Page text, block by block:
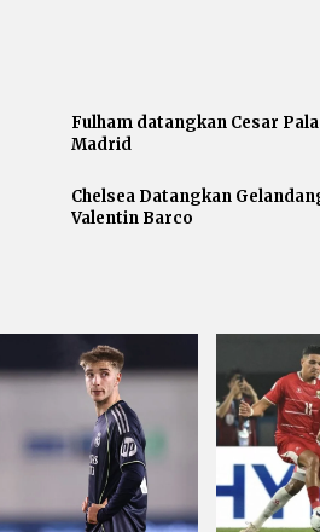
Fulham datangkan Cesar
Madrid
Chelsea Datangkan
Valentin Barco